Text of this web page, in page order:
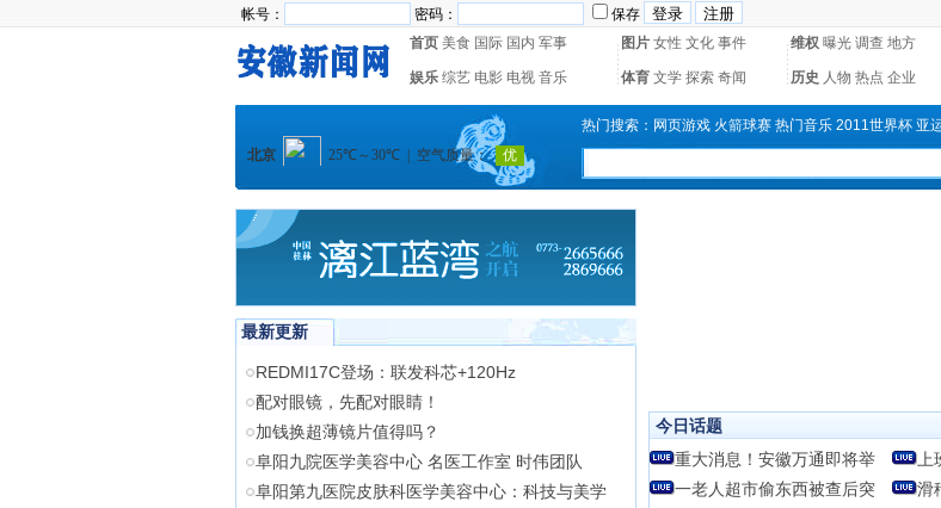
帐号： 密码： 保存
首页 美食 国际 国内 军事 图片 女性 文化 事件 维权 曝光 调查 地方
娱乐 综艺 电影 电视 音乐 体育 文学 探索 奇闻 历史 人物 热点 企业
热门搜索： 网页游戏 火箭球赛 热门音乐 2011世界杯 亚
最新更新
REDMI17C登场：联发科芯+120Hz
配对眼镜，先配对眼睛！
加钱换超薄镜片值得吗？
阜阳九院医学美容中心 名医工作室 时伟团队
阜阳第九医院皮肤科医学美容中心：科技与美学
今日话题
重大消息！安徽万通即将举
一老人超市偷东西被查后突
滑